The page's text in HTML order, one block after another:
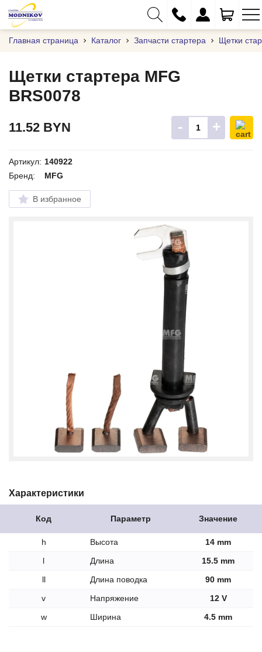
+375 (17) 373-97-09
+375 (29) 262-61-18
Главная страница Каталог Запчасти стартера Щетки
11.52 BYN - +
Щетки стартера MFG
BRS0078
Артикул: 140922
Бренд:
MFG
В избранное
Характеристики
Код Параметр Значение
h Высота
14 mm
l
Длина
15.5 mm
ll
Длина поводка
90 mm
v
Напряжение
12 V
w
Ширина 4.5 mm